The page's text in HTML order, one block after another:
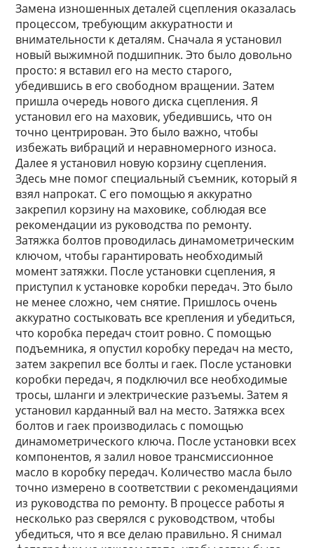
Замена изношенных деталей сцепления оказалась
процессом, требующим аккуратности и
внимательности к деталям. Сначала я установил
новый выжимной подшипник. Это было довольно
просто: я вставил его на место старого,
убедившись в его свободном вращении. Затем
пришла очередь нового диска сцепления. Я
установил его на маховик, убедившись, что он
точно центрирован. Это было важно, чтобы
избежать вибраций и неравномерного износа.
Далее я установил новую корзину сцепления.
Здесь мне помог специальный съемник, который я
взял напрокат. С его помощью я аккуратно
закрепил корзину на маховике, соблюдая все
рекомендации из руководства по ремонту.
Затяжка болтов проводилась динамометрическим
ключом, чтобы гарантировать необходимый
момент затяжки. После установки сцепления, я
приступил к установке коробки передач. Это было
не менее сложно, чем снятие. Пришлось очень
аккуратно состыковать все крепления и убедиться,
что коробка передач стоит ровно. С помощью
подъемника, я опустил коробку передач на место,
затем закрепил все болты и гаек. После установки
коробки передач, я подключил все необходимые
тросы, шланги и электрические разъемы. Затем я
установил карданный вал на место. Затяжка всех
болтов и гаек производилась с помощью
динамометрического ключа. После установки всех
компонентов, я залил новое трансмиссионное
масло в коробку передач. Количество масла было
точно измерено в соответствии с рекомендациями
из руководства по ремонту. В процессе работы я
несколько раз сверялся с руководством, чтобы
убедиться, что я все делаю правильно. Я снимал